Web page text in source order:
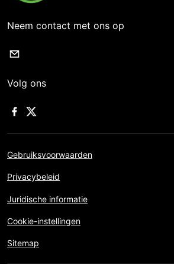
Neem contact met ons op
Volg ons
Gebruiksvoorwaarden
Privacybeleid
Juridische informatie
Cookie-instellingen
Sitemap